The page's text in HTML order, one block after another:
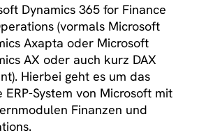
Dynamics 365 for Finance
(vormals Microsoft
Axapta oder Microsoft
AX oder auch kurz DAX
Hierbei geht es um das
ERP-System von Microsoft mit
Finanzen und